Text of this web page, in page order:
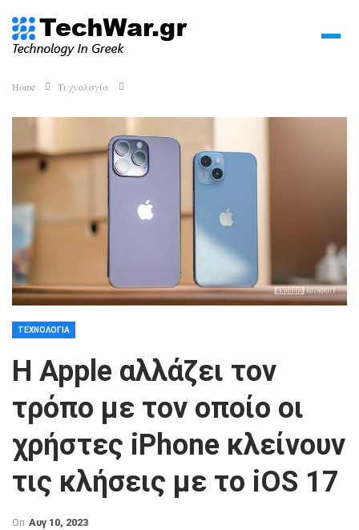
Home Τεχνολογία
ΤΕΧΝΟΛΟΓΊΑ
Η Apple αλλάζει τον
τρόπο με τον οποίο οι
χρήστες iPhone κλείνουν
τις κλήσεις με το iOS 17
On Αυγ 10, 2023